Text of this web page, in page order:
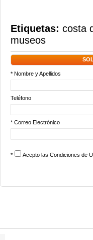
Etiquetas: costa
museos
* Nombre y Apellidos
Teléfono
* Correo Electrónico
* Acepto las Condiciones de